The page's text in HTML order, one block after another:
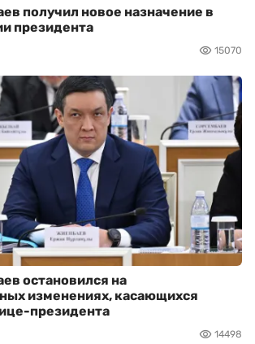
получил новое назначение в
президента
15070
остановился на
изменениях, касающихся
президента
14498